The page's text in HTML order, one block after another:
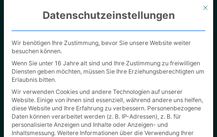
Unsere Verpackungslösungen
Überzeugen Sie sich selbst von der hohen Qualität
unserer Arbeit.
Mit
Datenschutzeinstellungen
Wir benötigen Ihre Zustimmung, bevor Sie unsere Website weiter
besuchen können.
Wenn Sie unter 16 Jahre alt sind und Ihre Zustimmung zu freiwilligen
Diensten geben möchten, müssen Sie Ihre Erziehungsberechtigten um
Erlaubnis bitten.
Wir verwenden Cookies und andere Technologien auf unserer
Website. Einige von ihnen sind essenziell, während andere uns helfen,
diese Website und Ihre Erfahrung zu verbessern. Personenbezogene
Daten können verarbeitet werden (z. B. IP-Adressen), z. B. für
personalisierte Anzeigen und Inhalte oder Anzeigen- und
Inhaltsmessung. Weitere Informationen über die Verwendung Ihrer